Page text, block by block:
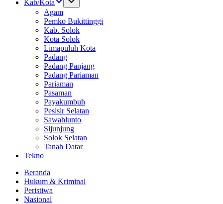
Kab/Kota
Agam
Pemko Bukittinggi
Kab. Solok
Kota Solok
Limapuluh Kota
Padang
Padang Panjang
Padang Pariaman
Pariaman
Pasaman
Payakumbuh
Pesisir Selatan
Sawahlunto
Sijunjung
Solok Selatan
Tanah Datar
Tekno
Beranda
Hukum & Kriminal
Peristiwa
Nasional